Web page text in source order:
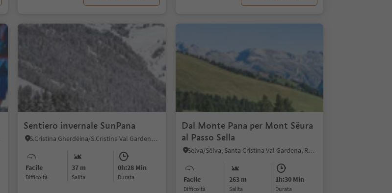
Sentiero invernale SunPana
S.Cristina Gherdëina/S.Cristina Val Gardena, Santa Cristina Val Gardena, Regione dolomitica Val Gardena
Facile
Difficoltà
37 m
Salita
0h:28 Min
durata
Dal Monte Pana per Mont Sëura
al Passo Sella
Selva/Sëlva, Santa Cristina Val Gardena, Regione dolomitica Val Gardena
Facile
Difficoltà
263 m
Salita
1h:30 Min
durata